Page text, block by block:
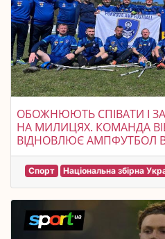
ОБОЖНЮЮТЬ СПІВАТИ І
НА МИЛИЦЯХ. КОМАНДА
ВІДНОВЛЮЄ АМПФУТБОЛ В
Спорт Національна збірна